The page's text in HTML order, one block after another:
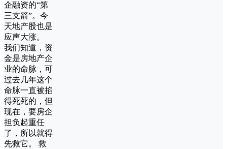
企融资的“第
三支箭”。今
天地产股也是
应声大涨。
我们知道，资
金是房地产企
业的命脉，可
过去几年这个
命脉一直被掐
得死死的，但
现在，要房企
担负起重任
了，所以就得
先救它。 救